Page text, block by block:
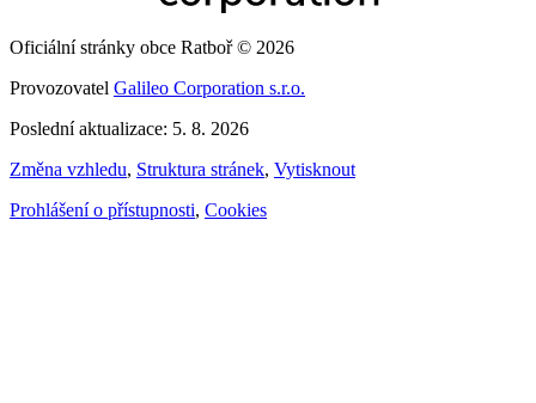
Oficiální stránky obce Ratboř © 2026
Provozovatel Galileo Corporation s.r.o.
Poslední aktualizace: 5. 8. 2026
Změna vzhledu, Struktura stránek, Vytisknout
Prohlášení o přístupnosti, Cookies